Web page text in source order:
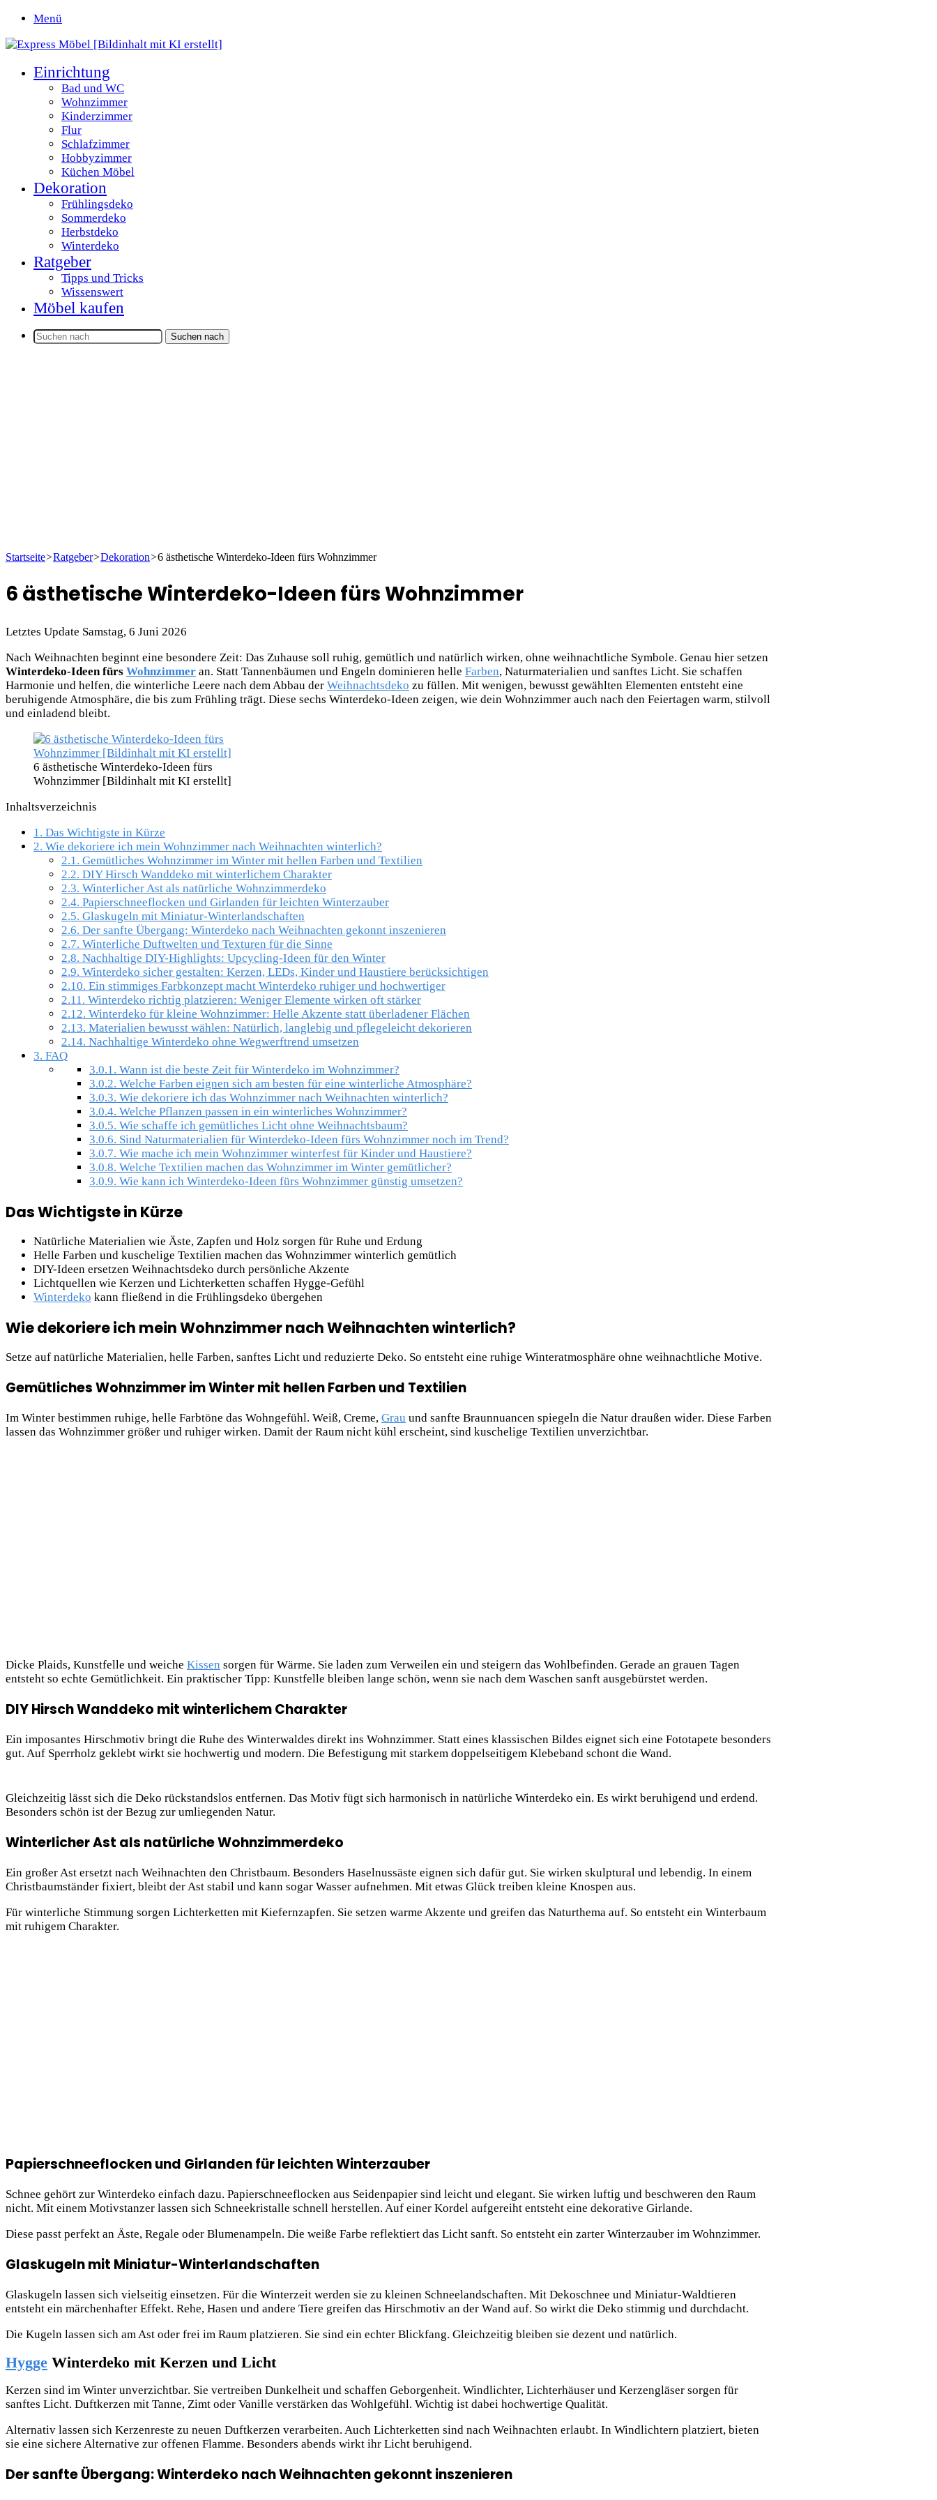
Menü
Einrichtung
Bad und WC
Wohnzimmer
Kinderzimmer
Flur
Schlafzimmer
Hobbyzimmer
Küchen Möbel
Dekoration
Frühlingsdeko
Sommerdeko
Herbstdeko
Winterdeko
Ratgeber
Tipps und Tricks
Wissenswert
Möbel kaufen
Suchen nach
Startseite>Ratgeber>Dekoration>6 ästhetische Winterdeko-Ideen fürs Wohnzimmer
6 ästhetische Winterdeko-Ideen fürs Wohnzimmer
Letztes Update Samstag, 6 Juni 2026
Nach Weihnachten beginnt eine besondere Zeit: Das Zuhause soll ruhig, gemütlich und natürlich wirken, ohne weihnachtliche Symbole. Genau hier setzen
Winterdeko-Ideen fürs Wohnzimmer an. Statt Tannenbäumen und Engeln dominieren helle Farben, Naturmaterialien und sanftes Licht. Sie schaffen
Harmonie und helfen, die winterliche Leere nach dem Abbau der Weihnachtsdeko zu füllen. Mit wenigen, bewusst gewählten Elementen entsteht eine
beruhigende Atmosphäre, die bis zum Frühling trägt. Diese sechs Winterdeko-Ideen zeigen, wie dein Wohnzimmer auch nach den Feiertagen warm, stilvoll
und einladend bleibt.
6 ästhetische Winterdeko-Ideen fürs
Wohnzimmer [Bildinhalt mit KI erstellt]
Inhaltsverzeichnis
1. Das Wichtigste in Kürze
2. Wie dekoriere ich mein Wohnzimmer nach Weihnachten winterlich?
2.1. Gemütliches Wohnzimmer im Winter mit hellen Farben und Textilien
2.2. DIY Hirsch Wanddeko mit winterlichem Charakter
2.3. Winterlicher Ast als natürliche Wohnzimmerdeko
2.4. Papierschneeflocken und Girlanden für leichten Winterzauber
2.5. Glaskugeln mit Miniatur-Winterlandschaften
2.6. Der sanfte Übergang: Winterdeko nach Weihnachten gekonnt inszenieren
2.7. Winterliche Duftwelten und Texturen für die Sinne
2.8. Nachhaltige DIY-Highlights: Upcycling-Ideen für den Winter
2.9. Winterdeko sicher gestalten: Kerzen, LEDs, Kinder und Haustiere berücksichtigen
2.10. Ein stimmiges Farbkonzept macht Winterdeko ruhiger und hochwertiger
2.11. Winterdeko richtig platzieren: Weniger Elemente wirken oft stärker
2.12. Winterdeko für kleine Wohnzimmer: Helle Akzente statt überladener Flächen
2.13. Materialien bewusst wählen: Natürlich, langlebig und pflegeleicht dekorieren
2.14. Nachhaltige Winterdeko ohne Wegwerftrend umsetzen
3. FAQ
3.0.1. Wann ist die beste Zeit für Winterdeko im Wohnzimmer?
3.0.2. Welche Farben eignen sich am besten für eine winterliche Atmosphäre?
3.0.3. Wie dekoriere ich das Wohnzimmer nach Weihnachten winterlich?
3.0.4. Welche Pflanzen passen in ein winterliches Wohnzimmer?
3.0.5. Wie schaffe ich gemütliches Licht ohne Weihnachtsbaum?
3.0.6. Sind Naturmaterialien für Winterdeko-Ideen fürs Wohnzimmer noch im Trend?
3.0.7. Wie mache ich mein Wohnzimmer winterfest für Kinder und Haustiere?
3.0.8. Welche Textilien machen das Wohnzimmer im Winter gemütlicher?
3.0.9. Wie kann ich Winterdeko-Ideen fürs Wohnzimmer günstig umsetzen?
Das Wichtigste in Kürze
Natürliche Materialien wie Äste, Zapfen und Holz sorgen für Ruhe und Erdung
Helle Farben und kuschelige Textilien machen das Wohnzimmer winterlich gemütlich
DIY-Ideen ersetzen Weihnachtsdeko durch persönliche Akzente
Lichtquellen wie Kerzen und Lichterketten schaffen Hygge-Gefühl
Winterdeko kann fließend in die Frühlingsdeko übergehen
Wie dekoriere ich mein Wohnzimmer nach Weihnachten winterlich?
Setze auf natürliche Materialien, helle Farben, sanftes Licht und reduzierte Deko. So entsteht eine ruhige Winteratmosphäre ohne weihnachtliche Motive.
Gemütliches Wohnzimmer im Winter mit hellen Farben und Textilien
Im Winter bestimmen ruhige, helle Farbtöne das Wohngefühl. Weiß, Creme, Grau und sanfte Braunnuancen spiegeln die Natur draußen wider. Diese Farben
lassen das Wohnzimmer größer und ruhiger wirken. Damit der Raum nicht kühl erscheint, sind kuschelige Textilien unverzichtbar.
Dicke Plaids, Kunstfelle und weiche Kissen sorgen für Wärme. Sie laden zum Verweilen ein und steigern das Wohlbefinden. Gerade an grauen Tagen
entsteht so echte Gemütlichkeit. Ein praktischer Tipp: Kunstfelle bleiben lange schön, wenn sie nach dem Waschen sanft ausgebürstet werden.
DIY Hirsch Wanddeko mit winterlichem Charakter
Ein imposantes Hirschmotiv bringt die Ruhe des Winterwaldes direkt ins Wohnzimmer. Statt eines klassischen Bildes eignet sich eine Fototapete besonders
gut. Auf Sperrholz geklebt wirkt sie hochwertig und modern. Die Befestigung mit starkem doppelseitigem Klebeband schont die Wand.
Gleichzeitig lässt sich die Deko rückstandslos entfernen. Das Motiv fügt sich harmonisch in natürliche Winterdeko ein. Es wirkt beruhigend und erdend.
Besonders schön ist der Bezug zur umliegenden Natur.
Winterlicher Ast als natürliche Wohnzimmerdeko
Ein großer Ast ersetzt nach Weihnachten den Christbaum. Besonders Haselnussäste eignen sich dafür gut. Sie wirken skulptural und lebendig. In einem
Christbaumständer fixiert, bleibt der Ast stabil und kann sogar Wasser aufnehmen. Mit etwas Glück treiben kleine Knospen aus.
Für winterliche Stimmung sorgen Lichterketten mit Kiefernzapfen. Sie setzen warme Akzente und greifen das Naturthema auf. So entsteht ein Winterbaum
mit ruhigem Charakter.
Papierschneeflocken und Girlanden für leichten Winterzauber
Schnee gehört zur Winterdeko einfach dazu. Papierschneeflocken aus Seidenpapier sind leicht und elegant. Sie wirken luftig und beschweren den Raum
nicht. Mit einem Motivstanzer lassen sich Schneekristalle schnell herstellen. Auf einer Kordel aufgereiht entsteht eine dekorative Girlande.
Diese passt perfekt an Äste, Regale oder Blumenampeln. Die weiße Farbe reflektiert das Licht sanft. So entsteht ein zarter Winterzauber im Wohnzimmer.
Glaskugeln mit Miniatur-Winterlandschaften
Glaskugeln lassen sich vielseitig einsetzen. Für die Winterzeit werden sie zu kleinen Schneelandschaften. Mit Dekoschnee und Miniatur-Waldtieren
entsteht ein märchenhafter Effekt. Rehe, Hasen und andere Tiere greifen das Hirschmotiv an der Wand auf. So wirkt die Deko stimmig und durchdacht.
Die Kugeln lassen sich am Ast oder frei im Raum platzieren. Sie sind ein echter Blickfang. Gleichzeitig bleiben sie dezent und natürlich.
Hygge Winterdeko mit Kerzen und Licht
Kerzen sind im Winter unverzichtbar. Sie vertreiben Dunkelheit und schaffen Geborgenheit. Windlichter, Lichterhäuser und Kerzengläser sorgen für
sanftes Licht. Duftkerzen mit Tanne, Zimt oder Vanille verstärken das Wohlgefühl. Wichtig ist dabei hochwertige Qualität.
Alternativ lassen sich Kerzenreste zu neuen Duftkerzen verarbeiten. Auch Lichterketten sind nach Weihnachten erlaubt. In Windlichtern platziert, bieten
sie eine sichere Alternative zur offenen Flamme. Besonders abends wirkt ihr Licht beruhigend.
Der sanfte Übergang: Winterdeko nach Weihnachten gekonnt inszenieren